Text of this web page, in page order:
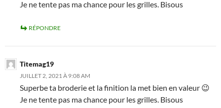
Je ne tente pas ma chance pour les grilles. Bisous
RÉPONDRE
Titemag19
JUILLET 2, 2021 À 9:08 AM
Superbe ta broderie et la finition la met bien en valeur 😉
Je ne tente pas ma chance pour les grilles. Bisous